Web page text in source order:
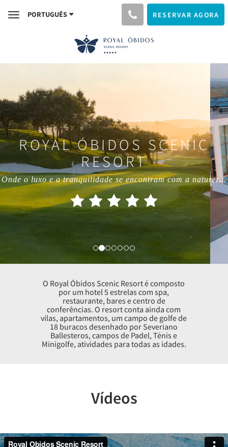
TogglePORTUGUÊS RESERVAR AGORA
ROYAL ÓBIDOS SCENIC
RESORT
Onde o luxo e a tranquilidade se encontram com a natureza.
O Royal Óbidos Scenic Resort é composto
por um hotel 5 estrelas com spa,
restaurante, bares e centro de
conferências. O resort conta ainda com
vilas, apartamentos, um campo de golfe de
18 buracos desenhado por Severiano
Ballesteros, campos de Padel, Ténis e
Minigolfe, atividades para todas as idades.
Vídeos